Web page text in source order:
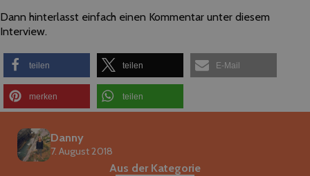
Dann hinterlasst einfach einen Kommentar unter diesem
Interview.
teilen teilen E-Mail
merken teilen
Danny
7. August 2018
Aus der Kategorie